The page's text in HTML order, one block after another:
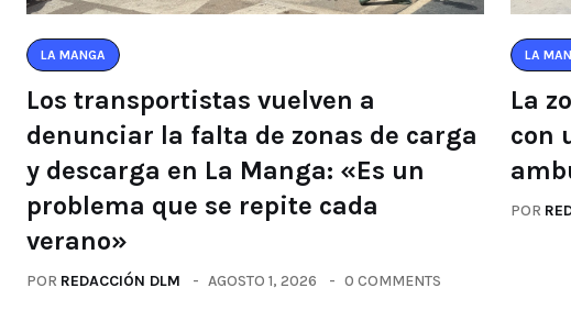
LA MANGA
Los transportistas vuelven a
denunciar la falta de zonas de carga
y descarga en La Manga: «Es un
problema que se repite cada
verano»
POR REDACCIÓN DLM AGOSTO 1, 2026 0 COMMENTS
LA
La
con
POR